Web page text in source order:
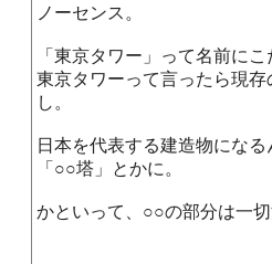
ノーセンス。
「東京タワー」って名前に
東京タワーって言ったら現
し。
日本を代表する建造物にな
「○○塔」とかに。
かといって、○○の部分は一